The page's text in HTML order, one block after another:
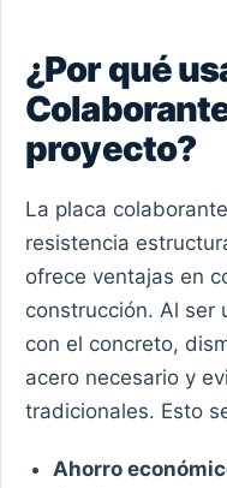
¿Por qué
proyecto?
La placa
resistencia
ofrece ventajas en
construcción. Al ser
con el concreto,
acero necesario y
tradicionales. Esto
Ahorro